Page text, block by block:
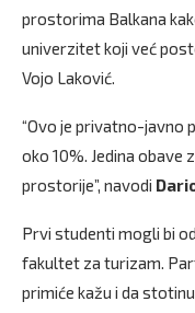
prostorima Balkana
univerzitet koji već
Vojo Laković.
“Ovo je privatno-javno
oko 10%. Jedina obave
prostorije”, navodi
Prvi studenti mogli bi
fakultet za turizam.
primiće kažu i da